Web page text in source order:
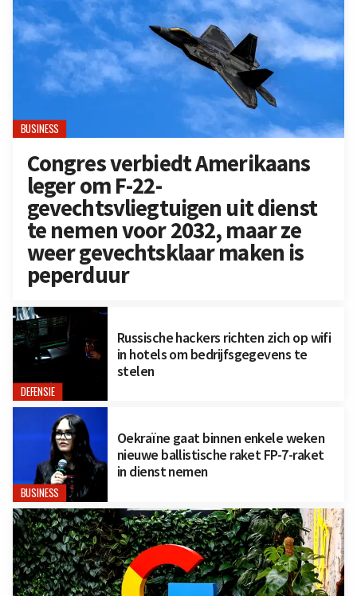
BUSINESS
Congres verbiedt Amerikaans
leger om F-22-
gevechtsvliegtuigen uit dienst
te nemen voor 2032, maar ze
weer gevechtsklaar maken is
peperduur
DEFENSIE
Russische hackers richten zich op wifi
in hotels om bedrijfsgegevens te
stelen
BUSINESS
Oekraïne gaat binnen enkele weken
nieuwe ballistische raket FP-7-raket
in dienst nemen